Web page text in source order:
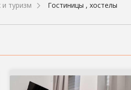
туризм Гостиницы , хостелы